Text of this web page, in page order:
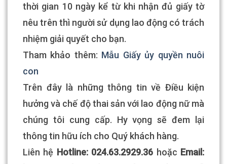
thời gian 10 ngày kể từ khi nhận đủ giấy tờ
nêu trên thì người sử dụng lao động có trách
nhiệm giải quyết cho bạn.
Tham khảo thêm: Mẫu Giấy ủy quyền nuôi
con
Trên đây là những thông tin về Điều kiện
hưởng và chế độ thai sản với lao động nữ mà
chúng tôi cung cấp. Hy vọng sẽ đem lại
thông tin hữu ích cho Quý khách hàng.
Liên hệ Hotline: 024.63.2929.36 hoặc Email: